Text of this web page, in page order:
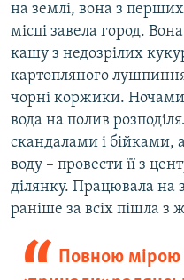
на землі, вона з
місці завела город.
кашу з недозрілих
картопляного
чорні коржики. Ночами
вода на полив
скандалами і бійками,
воду – провести її з
ділянку. Працювала на
раніше за всіх пішла з
Повною мірою